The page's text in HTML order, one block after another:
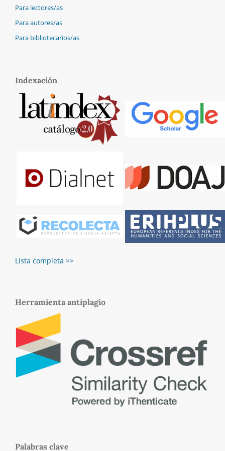
Para lectores/as
Para autores/as
Para bibliotecarios/as
Indexación
Lista completa >>
Herramienta antiplagio
Palabras clave